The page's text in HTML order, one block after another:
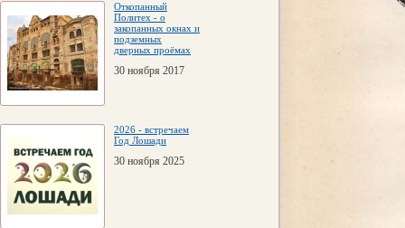
Откопанный
Политех - о
закопанных окнах и
подземных
дверных проёмах
30 ноября 2017
2026 - встречаем
Год Лошади
30 ноября 2025